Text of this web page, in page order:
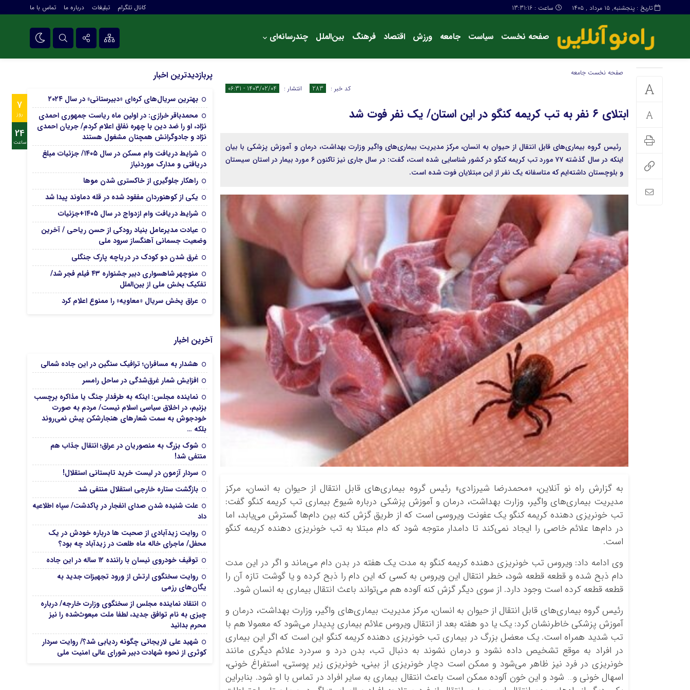
تاریخ : پنجشنبه, ۱۵ مرداد , ۱۴۰۵ ساعت : 13:31:17 کانال تلگرام تبلیغات درباره ما تماس با ما
صفحه نخست سیاست جامعه ورزش اقتصاد فرهنگ بین‌الملل چندرسانه‌ای
صفحه نخست جامعه
انتشار :
1403/02/04 - 06:31 کد خبر : 283
ابتلای ۶ نفر به تب کریمه کنگو در این استان/ یک نفر فوت شد
رئیس گروه بیماری‌های قابل انتقال از حیوان به انسان، مرکز مدیریت بیماری‌های واگیر وزارت بهداشت، درمان و آموزش پزشکی با بیان
اینکه در سال گذشته ۷۷ مورد تب کریمه کنگو در کشور شناسایی شده است، گفت: در سال جاری نیز تاکنون ۶ مورد بیمار در استان سیستان
و بلوچستان داشته‌ایم که متاسفانه یک نفر از این مبتلایان فوت شده است.
به گزارش راه نو آنلاین، «محمدرضا شیرزادی» رئیس گروه بیماری‌های قابل انتقال از حیوان به انسان، مرکز
مدیریت بیماری‌های واگیر، وزارت بهداشت، درمان و آموزش پزشکی درباره شیوع بیماری تب کریمه کنگو گفت:
تب خونریزی دهنده کریمه کنگو یک عفونت ویروسی است که از طریق گزش کنه بین دام‌ها گسترش می‌یابد، اما
در دام‌ها علائم خاصی را ایجاد نمی‌کند تا دامدار متوجه شود که دام مبتلا به تب خونریزی دهنده کریمه کنگو
است.
وی ادامه داد: ویروس تب خونریزی دهنده کریمه کنگو به مدت یک هفته در بدن دام می‌ماند و اگر در این مدت
دام ذبح شده و قطعه قطعه شود، خطر انتقال این ویروس به کسی که این دام را ذبح کرده و یا گوشت تازه آن را
قطعه قطعه کرده است وجود دارد. از سوی دیگر گزش کنه آلوده هم می‌تواند باعث انتقال بیماری به انسان شود.
رئیس گروه بیماری‌های قابل انتقال از حیوان به انسان، مرکز مدیریت بیماری‌های واگیر، وزارت بهداشت، درمان و
آموزش پزشکی خاطرنشان کرد: یک یا دو هفته بعد از انتقال ویروس علائم بیماری پدیدار می‌شود که معمولا هم با
تب شدید همراه است. یک معضل بزرگ در بیماری تب خونریزی دهنده کریمه کنگو این است که اگر این بیماری
در افراد به موقع تشخیص داده نشود و درمان نشوند به دنبال تب، بدن درد و سردرد علائم دیگری مانند
خونریزی در فرد نیز ظاهر می‌شود و ممکن است دچار خونریزی از بینی، خونریزی زیر پوستی، استفراغ خونی،
اسهال خونی و… شود و این خون آلوده ممکن است باعث انتقال بیماری به سایر افراد در تماس با او شود. بنابراین
پربازدیدترین اخبار
7
روز
24
ساعت
بهترین سریال‌های کره‌ای «دبیرستانی» در سال ۲۰۲۴
محمدباقر خرازی: در اولین ماه ریاست جمهوری احمدی
نژاد، او را ضد دین با چهره نفاق اعلام کردم/ جریان احمدی
نژاد و جادوگرانش همچنان مشغول هستند
شرایط دریافت وام مسکن در سال ۱۴۰۵/ جزئیات مبلغ
دریافتی و مدارک موردنیاز
راهکار جلوگیری از خاکستری شدن موها
یکی از کوهنوردان مفقود شده در قله دماوند پیدا شد
شرایط دریافت وام ازدواج در سال ۱۴۰۵+جزئیات
عیادت مدیرعامل بنیاد رودکی از حسن ریاحی / آخرین
وضعیت جسمانی آهنگساز سرود ملی
غرق شدن دو کودک در دریاچه پارک جنگلی
منوچهر شاهسواری دبیر جشنواره ۴۳ فیلم فجر شد/
تفکیک بخش ملی از بین‌الملل
عراق پخش سریال «معاویه» را ممنوع اعلام کرد
آخرین اخبار
هشدار به مسافران؛ ترافیک سنگین در این جاده شمالی
افزایش شمار غرق‌شدگی در ساحل رامسر
نماینده مجلس: اینکه به طرفدار جنگ یا مذاکره برچسب
بزنیم، در اخلاق سیاسی اسلام نیست/ مردم به صورت
خودجوش به سمت شعارهای هنجارشکن پیش نمی‌روند
بلکه …
شوک بزرگ به منصوریان در عراق؛ انتقال جذاب هم
منتفی شد!
سردار آزمون در لیست خرید تابستانی استقلال!
بازگشت ستاره خارجی استقلال منتفی شد
علت شنیده شدن صدای انفجار در پاکدشت/ سپاه اطلاعیه
داد
روایت زیدآبادی از صحبت ها درباره خودش در یک
محفل/ ماجرای خاله ماه طلعت در زیدآباد چه بود؟
توقیف خودروی نیسان با راننده ۱۲ ساله در این جاده
روایت سخنگوی ارتش از ورود تجهیزات جدید به
یگان‌های رزمی
انتقاد نماینده مجلس از سخنگوی وزارت خارجه/ درباره
چیزی به نام توافق جدید، لطفا ملت مبعوث‌شده را نیز
محرم بدانید
شهید علی لاریجانی چگونه ردیابی شد؟/ روایت سردار
کوثری از نحوه شهادت دبیر شورای عالی امنیت ملی